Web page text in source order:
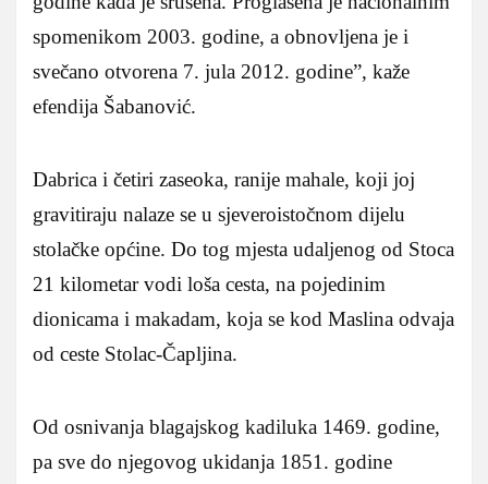
spomenikom 2003. godine, a obnovljena je i
svečano otvorena 7. jula 2012. godine”, kaže
efendija Šabanović.
Dabrica i četiri zaseoka, ranije mahale, koji joj
gravitiraju nalaze se u sjeveroistočnom dijelu
stolačke općine. Do tog mjesta udaljenog od Stoca
21 kilometar vodi loša cesta, na pojedinim
dionicama i makadam, koja se kod Maslina odvaja
od ceste Stolac-Čapljina.
Od osnivanja blagajskog kadiluka 1469. godine,
pa sve do njegovog ukidanja 1851. godine